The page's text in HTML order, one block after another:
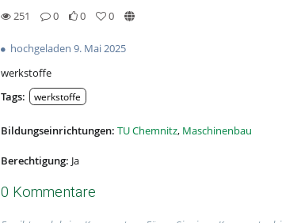
251
0
0
0
hochgeladen 9. Mai 2025
werkstoffe
Tags:
werkstoffe
Bildungseinrichtungen: TU Chemnitz, Maschinenbau
Berechtigung: Ja
0 Kommentare